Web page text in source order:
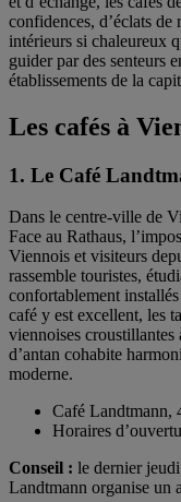
confidences, d’éclats
intérieurs si chaleureux
guider par des senteurs
établissements de la
Les cafés à
1. Le Café
Dans le centre-ville de
Face au Rathaus,
Viennois et visiteurs
rassemble touristes,
confortablement
café y est excellent, les
viennoises croustillantes
d’antan cohabite
moderne.
Café Landtmann,
Horaires
Conseil : le dernier
Landtmann organise un